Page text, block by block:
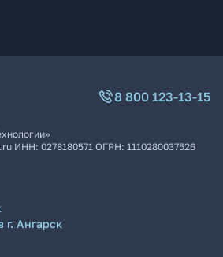
8 800 123-13-15
ИНН: 0278180571 ОГРН: 1110280037526
г. Ангарск